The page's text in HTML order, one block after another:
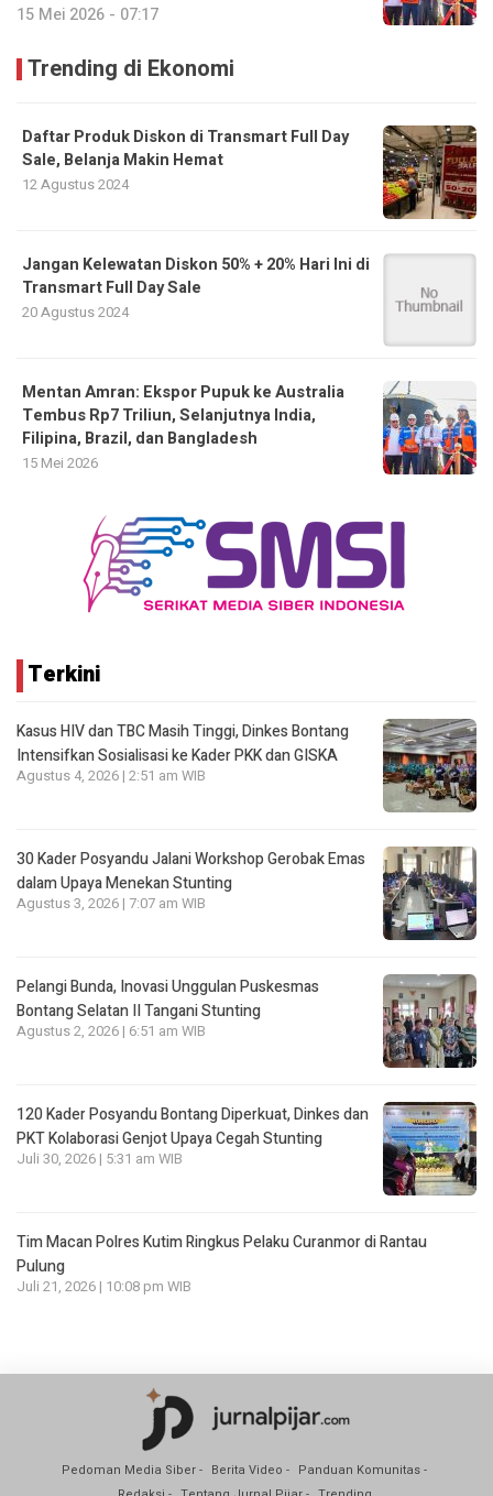
15 Mei 2026 - 07:17
Trending di Ekonomi
Daftar Produk Diskon di Transmart Full Day
Sale, Belanja Makin Hemat
12 Agustus 2024
Jangan Kelewatan Diskon 50% + 20% Hari Ini di
Transmart Full Day Sale
20 Agustus 2024
Mentan Amran: Ekspor Pupuk ke Australia
Tembus Rp7 Triliun, Selanjutnya India,
Filipina, Brazil, dan Bangladesh
15 Mei 2026
Terkini
Kasus HIV dan TBC Masih Tinggi, Dinkes Bontang
Intensifkan Sosialisasi ke Kader PKK dan GISKA
Agustus 4, 2026 | 2:51 am WIB
30 Kader Posyandu Jalani Workshop Gerobak Emas
dalam Upaya Menekan Stunting
Agustus 3, 2026 | 7:07 am WIB
Pelangi Bunda, Inovasi Unggulan Puskesmas
Bontang Selatan II Tangani Stunting
Agustus 2, 2026 | 6:51 am WIB
120 Kader Posyandu Bontang Diperkuat, Dinkes dan
PKT Kolaborasi Genjot Upaya Cegah Stunting
Juli 30, 2026 | 5:31 am WIB
Tim Macan Polres Kutim Ringkus Pelaku Curanmor di Rantau
Pulung
Juli 21, 2026 | 10:08 pm WIB
Pedoman Media Siber Berita Video
Panduan Komunitas